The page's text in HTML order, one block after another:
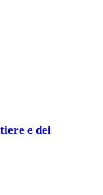
e dei